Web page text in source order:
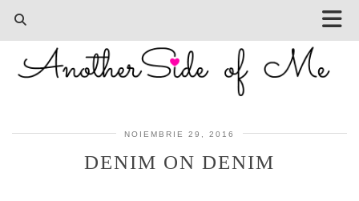
NOIEMBRIE 29, 2016
DENIM ON DENIM